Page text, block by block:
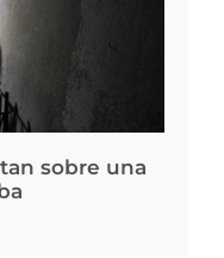
sobre una